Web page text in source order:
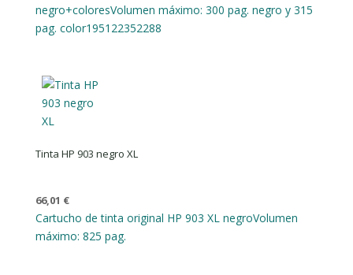
negro+coloresVolumen máximo: 300 pag. negro y 315
pag. color195122352288
Tinta HP 903 negro XL
66,01 €
Cartucho de tinta original HP 903 XL negroVolumen
máximo: 825 pag.